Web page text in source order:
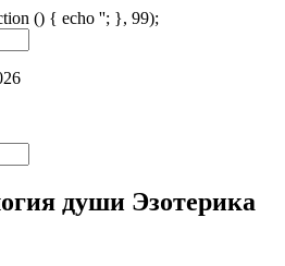
() { echo ''; }, 99);
души Эзотерика